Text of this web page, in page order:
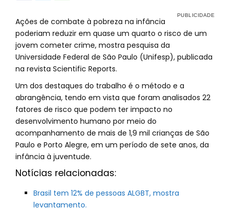
Ações de combate à pobreza na infância
poderiam reduzir em quase um quarto o risco de um
jovem cometer crime, mostra pesquisa da
Universidade Federal de São Paulo (Unifesp), publicada
na revista Scientific Reports.
Um dos destaques do trabalho é o método e a
abrangência, tendo em vista que foram analisados 22
fatores de risco que podem ter impacto no
desenvolvimento humano por meio do
acompanhamento de mais de 1,9 mil crianças de São
Paulo e Porto Alegre, em um período de sete anos, da
infância à juventude.
Notícias relacionadas:
Brasil tem 12% de pessoas ALGBT, mostra
levantamento.